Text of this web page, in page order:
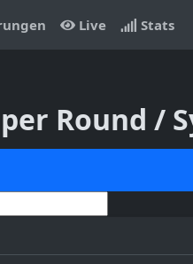
Live Stats
Round /